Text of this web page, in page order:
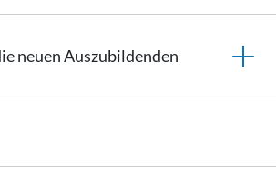
neuen Auszubildenden